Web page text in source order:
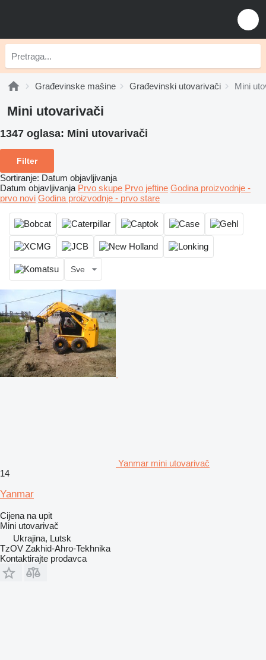
Građevinske mašine Građevinski utovarivači Mini
Mini utovarivači
1347 oglasa: Mini utovarivači
Filter
Sortiranje: Datum objavljivanja
Datum objavljivanja Prvo skupe Prvo jeftine Godina proizvodnje -
prvo novi Godina proizvodnje - prvo stare
Sve
Yanmar mini utovarivač
14
Yanmar
Cijena na upit
Mini utovarivač
Ukrajina, Lutsk
TzOV Zakhid-Ahro-Tekhnika
Kontaktirajte prodavca